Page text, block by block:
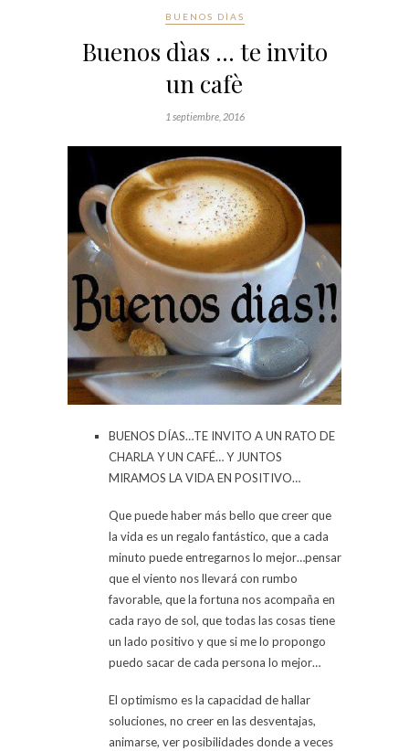
BUENOS DÌAS
Buenos dìas … te invito
un cafè
1 septiembre, 2016
BUENOS DÍAS…TE INVITO A UN RATO DE
CHARLA Y UN CAFÉ… Y JUNTOS
MIRAMOS LA VIDA EN POSITIVO…
Que puede haber más bello que creer que
la vida es un regalo fantástico, que a cada
minuto puede entregarnos lo mejor…pensar
que el viento nos llevará con rumbo
favorable, que la fortuna nos acompaña en
cada rayo de sol, que todas las cosas tiene
un lado positivo y que si me lo propongo
puedo sacar de cada persona lo mejor…
El optimismo es la capacidad de hallar
soluciones, no creer en las desventajas,
animarse, ver posibilidades donde a veces